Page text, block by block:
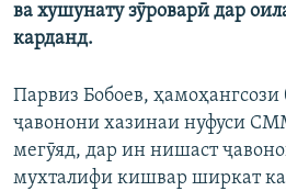
ва хушунату зӯроварӣ дар
карданд.
Парвиз Бобоев,
ҷавонони хазинаи нуфуси
мегӯяд, дар ин нишаст
мухталифи кишвар ширкат